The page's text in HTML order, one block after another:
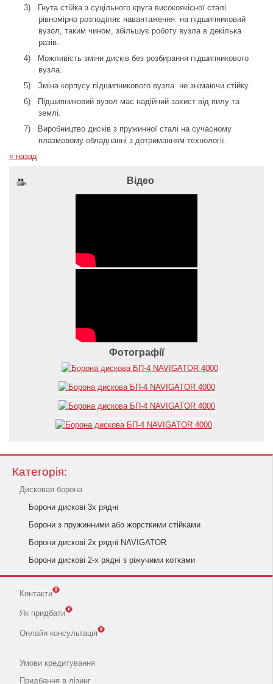
Категорія:
Дисковая борона
Борони дискові 3х рядні
Борони з пружинними або жорсткими стійками
Борони дискові 2х рядні NAVIGATOR
Борони дискові 2-х рядні з ріжучими котками
Контакти
Як придбати
Онлайн консультація
Умови кредитування
Придбання в лізинг
3)
Гнута стійка з суцільного круга високоякісної сталі
рівномірно розподіляє навантаження на підшипниковий
вузол, таким чином, збільшує роботу вузла в декілька
разів.
4)
Можливість зміни дисків без розбирання підшипникового
вузла.
5)
Зміна корпусу підшипникового вузла не знімаючи стійку.
6)
Підшипниковий вузол має надійний захист від пилу та
землі.
7)
Виробництво дисків з пружинної сталі на сучасному
плазмовому обладнанні з дотриманням технології.
« назад
Відео
Фотографії